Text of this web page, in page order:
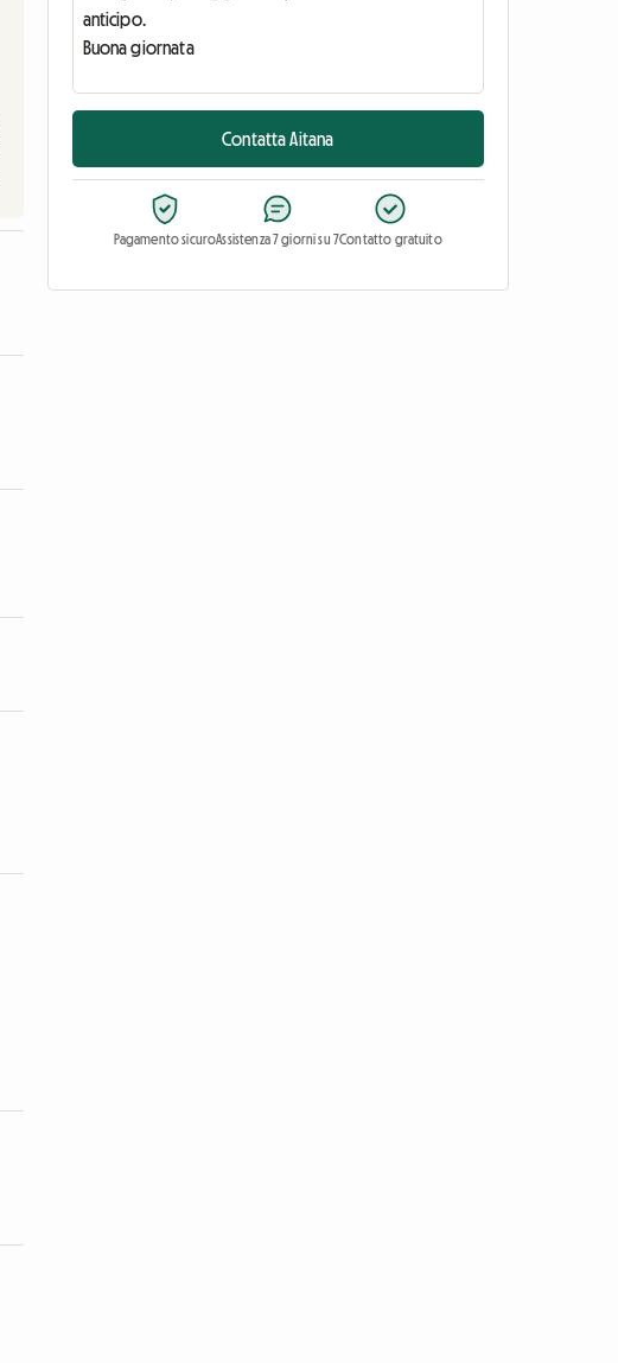
Contatta Aitana
Pagamento sicuroAssistenza 7 giorni su 7Contatto gratuito